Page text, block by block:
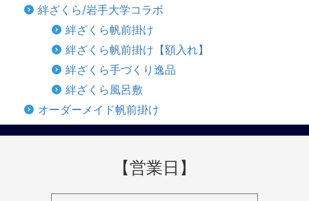
絆ざくら/岩手大学コラボ
絆ざくら帆前掛け
絆ざくら帆前掛け【額入れ】
絆ざくら手づくり逸品
絆ざくら風呂敷
オーダーメイド帆前掛け
【営業日】